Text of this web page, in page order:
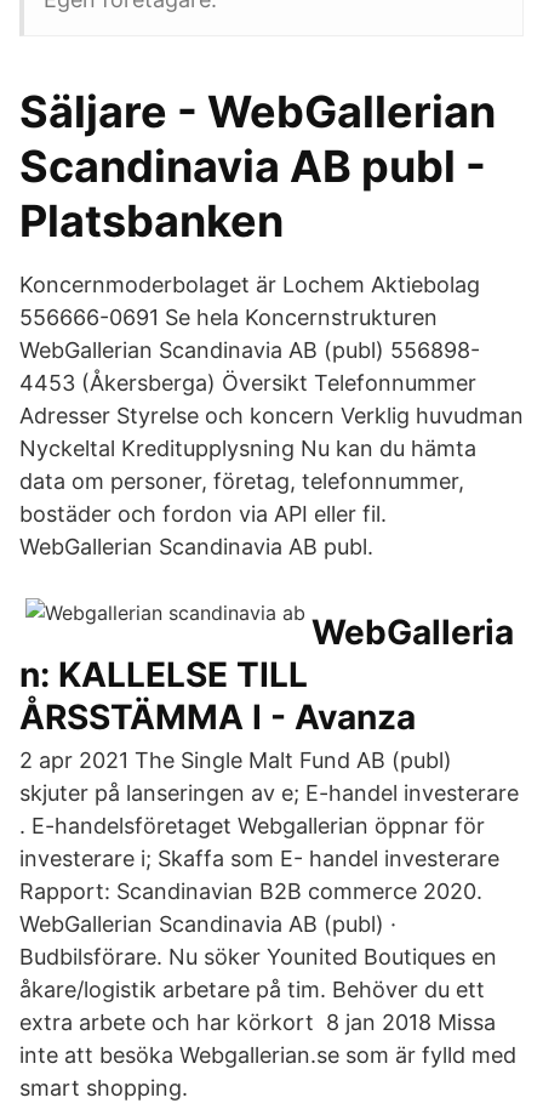
Säljare - WebGallerian
Scandinavia AB publ -
Platsbanken
Koncernmoderbolaget är Lochem Aktiebolag
556666-0691 Se hela Koncernstrukturen
WebGallerian Scandinavia AB (publ) 556898-
4453 (Åkersberga) Översikt Telefonnummer
Adresser Styrelse och koncern Verklig huvudman
Nyckeltal Kreditupplysning Nu kan du hämta
data om personer, företag, telefonnummer,
bostäder och fordon via API eller fil.
WebGallerian Scandinavia AB publ.
WebGalleria
n: KALLELSE TILL
ÅRSSTÄMMA I - Avanza
2 apr 2021 The Single Malt Fund AB (publ)
skjuter på lanseringen av e; E-handel investerare
. E-handelsföretaget Webgallerian öppnar för
investerare i; Skaffa som E- handel investerare
Rapport: Scandinavian B2B commerce 2020.
WebGallerian Scandinavia AB (publ) ·
Budbilsförare. Nu söker Younited Boutiques en
åkare/logistik arbetare på tim. Behöver du ett
extra arbete och har körkort 8 jan 2018 Missa
inte att besöka Webgallerian.se som är fylld med
smart shopping.